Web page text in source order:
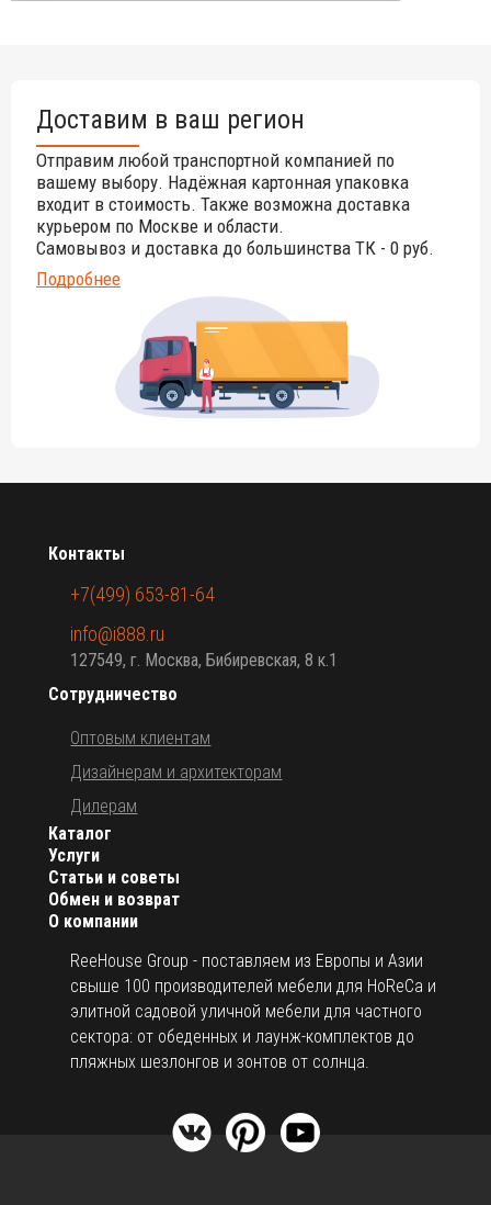
Доставим в ваш регион
Отправим любой транспортной компанией по
вашему выбору. Надёжная картонная упаковка
входит в стоимость. Также возможна доставка
курьером по Москве и области.
Самовывоз и доставка до большинства ТК - 0 руб.
Подробнее
О компании
ReeHouse Group - поставляем из Европы и Азии
свыше 100 производителей мебели для HoReCa и
элитной садовой уличной мебели для частного
сектора: от обеденных и лаунж-комплектов до
пляжных шезлонгов и зонтов от солнца.
Каталог
Услуги
Статьи и советы
Обмен и возврат
Сотрудничество
Оптовым клиентам
Дизайнерам и архитекторам
Дилерам
Контакты
+7(499) 653-81-64
info@i888.ru
127549, г. Москва, Бибиревская, 8 к.1